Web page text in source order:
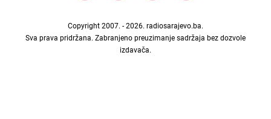
Copyright 2007. - 2026. radiosarajevo.ba.
Sva prava pridržana. Zabranjeno preuzimanje sadržaja bez dozvole
izdavača.